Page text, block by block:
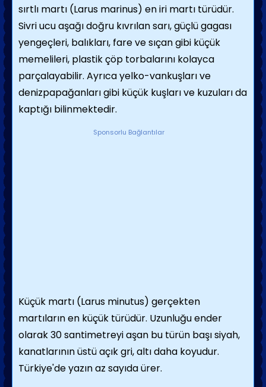
sırtlı martı (Larus marinus) en iri martı türüdür.
Sivri ucu aşağı doğru kıvrılan sarı, güçlü gagası
yengeçleri, balıkları, fare ve sıçan gibi küçük
memelileri, plastik çöp tor­balarını kolayca
parçalayabilir. Ayrıca yelko-vankuşları ve
denizpapağanları gibi küçük kuşları ve kuzuları da
kaptığı bilinmektedir.
Sponsorlu Bağlantılar
Küçük martı (Larus minutus) gerçekten
martıların en küçük türüdür. Uzunluğu ender
olarak 30 santimetreyi aşan bu türün başı siyah,
kanatlarının üstü açık gri, altı daha koyudur.
Türkiye'de yazın az sayıda ürer.